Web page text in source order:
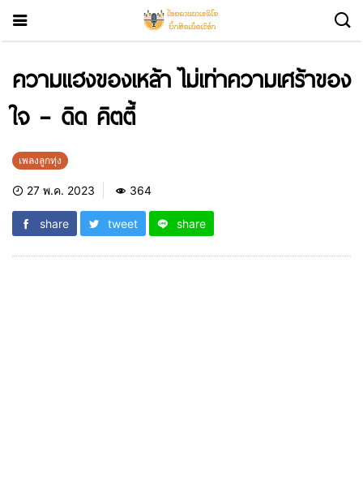
ความแฮงของเหล้า ไม่เท่าความเศร้าของ
ใจ – ดิด คิตตี้
เพลงลูกทุ่ง
27 พ.ค. 2023 364
share tweet share